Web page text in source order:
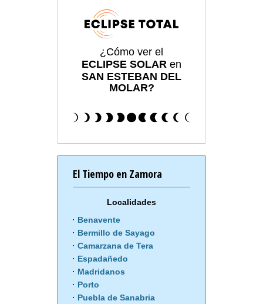
¿Cómo ver el
ECLIPSE SOLAR en
SAN ESTEBAN DEL
MOLAR?
El Tiempo en Zamora
Localidades
Benavente
Bermillo de Sayago
Camarzana de Tera
Espadañedo
Madridanos
Porto
Puebla de Sanabria